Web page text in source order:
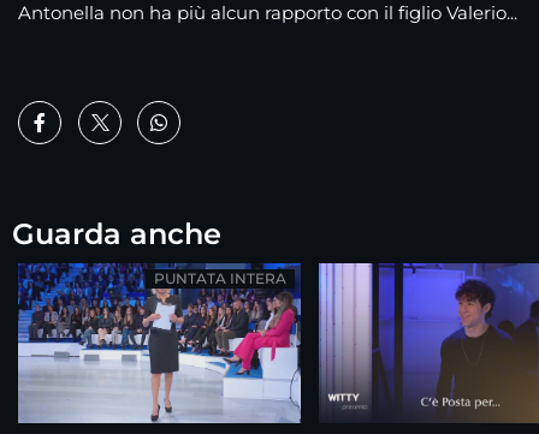
Antonella non ha più alcun rapporto con il figlio Valerio...
Guarda anche
PUNTATA INTERA